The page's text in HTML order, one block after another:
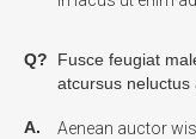
Q?
Fusce feugiat
atcursus
A.
Aenean auctor